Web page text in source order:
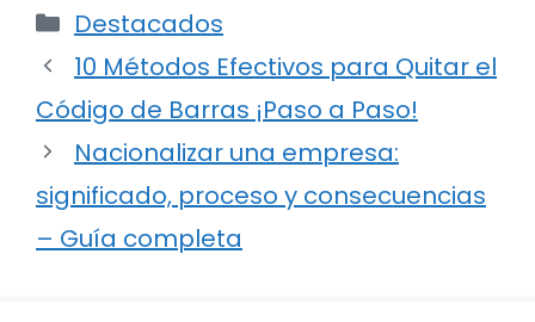
Categorías
Destacados
10 Métodos Efectivos para Quitar el
Código de Barras ¡Paso a Paso!
Nacionalizar una empresa:
significado, proceso y consecuencias
– Guía completa